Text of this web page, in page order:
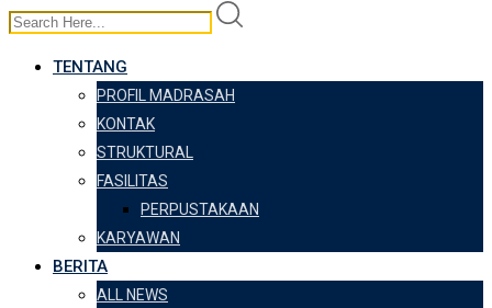
TENTANG
PROFIL MADRASAH
KONTAK
STRUKTURAL
FASILITAS
PERPUSTAKAAN
KARYAWAN
BERITA
ALL NEWS